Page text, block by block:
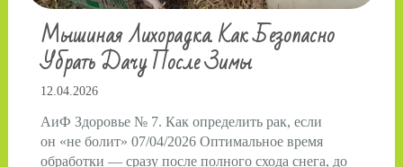
Мышиная Лихорадка. Как Безопасно
Убрать Дачу После Зимы
12.04.2026
АиФ Здоровье № 7. Как определить рак, если
он «не болит» 07/04/2026 Оптимальное время
обработки — сразу после полного схода снега, до